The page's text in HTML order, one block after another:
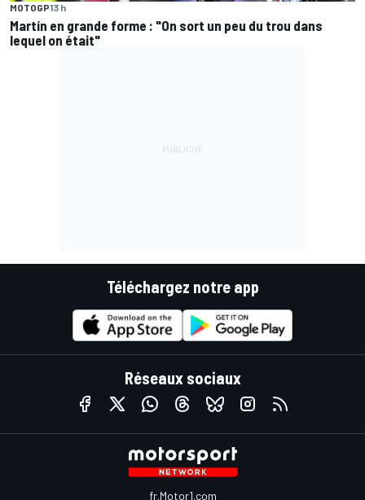
MOTOGP13 h
Martín en grande forme : "On sort un peu du trou dans
lequel on était"
Téléchargez notre app
Réseaux sociaux
fr.Motor1.com